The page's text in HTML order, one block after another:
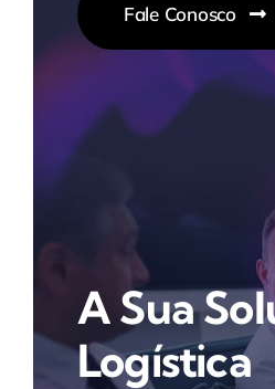
Fale Conosco
A Sua
Logística